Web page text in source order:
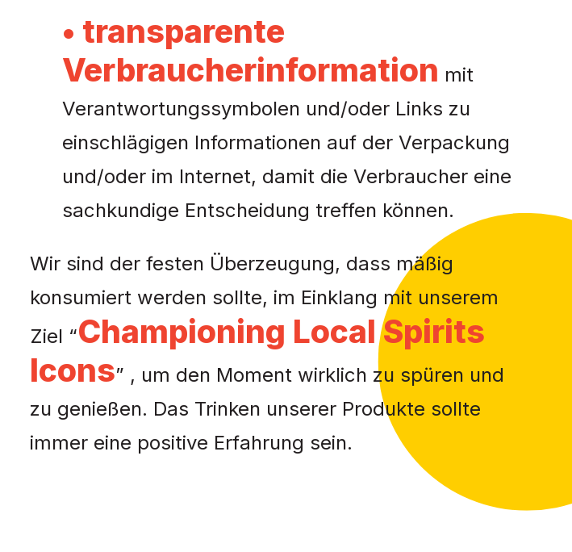
• transparente
Verbraucherinformation mit
Verantwortungssymbolen und/oder Links zu
einschlägigen Informationen auf der Verpackung
und/oder im Internet, damit die Verbraucher eine
sachkundige Entscheidung treffen können.
Wir sind der festen Überzeugung, dass mäßig
konsumiert werden sollte, im Einklang mit unserem
Ziel “Championing Local Spirits
Icons” , um den Moment wirklich zu spüren und
zu genießen. Das Trinken unserer Produkte sollte
immer eine positive Erfahrung sein.